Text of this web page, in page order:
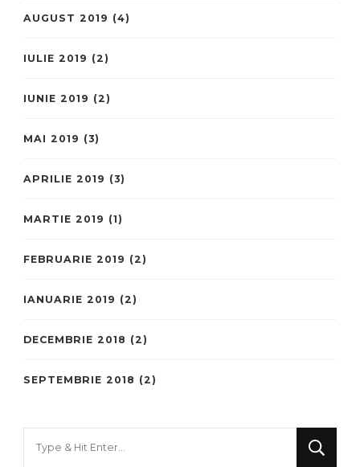
AUGUST 2019 (4)
IULIE 2019 (2)
IUNIE 2019 (2)
MAI 2019 (3)
APRILIE 2019 (3)
MARTIE 2019 (1)
FEBRUARIE 2019 (2)
IANUARIE 2019 (2)
DECEMBRIE 2018 (2)
SEPTEMBRIE 2018 (2)